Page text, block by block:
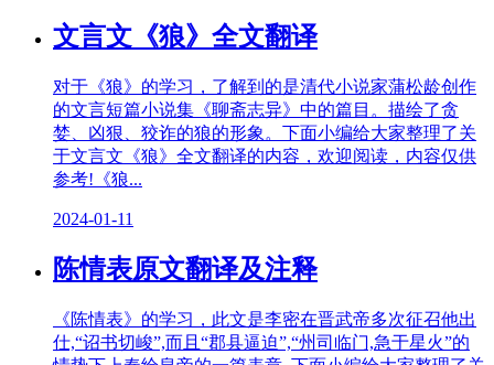
文言文《狼》全文翻译
对于《狼》的学习，了解到的是清代小说家蒲松龄创作
的文言短篇小说集《聊斋志异》中的篇目。描绘了贪
婪、凶狠、狡诈的狼的形象。下面小编给大家整理了关
于文言文《狼》全文翻译的内容，欢迎阅读，内容仅供
参考!《狼...
2024-01-11
陈情表原文翻译及注释
《陈情表》的学习，此文是李密在晋武帝多次征召他出
仕,“诏书切峻”,而且“郡县逼迫”,“州司临门,急于星火”的